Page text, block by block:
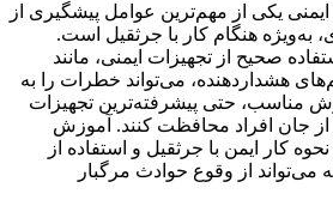
یکی از مهم‌ترین عوامل پیشگیری از
هنگام کار با جرثقیل است.
صحیح از تجهیزات ایمنی، مانند
هشداردهنده، می‌تواند خطرات را به
مناسب، حتی پیشرفته‌ترین تجهیزات
از جان افراد محافظت کنند. آموزش
کار ایمن با جرثقیل و استفاده از
از وقوع حوادث مرگبار